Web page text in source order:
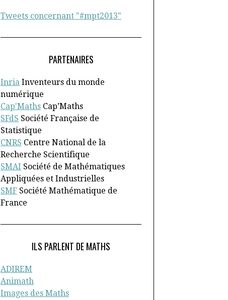
Tweets concernant "#mpt2013"
PARTENAIRES
Inria Inventeurs du monde
numérique
Cap'Maths Cap’Maths
SFdS Société Française de
Statistique
CNRS Centre National de la
Recherche Scientifique
SMAI Société de Mathématiques
Appliquées et Industrielles
SMF Société Mathématique de
France
ILS PARLENT DE MATHS
ADIREM
Animath
Images des Maths